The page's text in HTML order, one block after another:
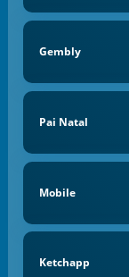
Gembly
Pai Natal
Mobile
Ketchapp